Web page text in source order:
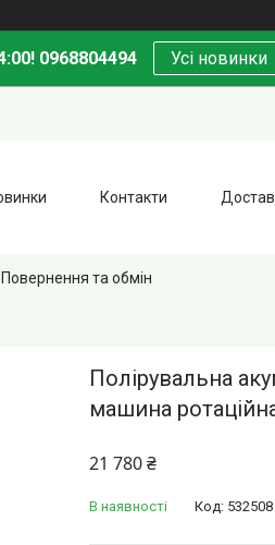
0968804494 Усі новинки
Контакти
Повернення та обмін
Полірувальна
машина
21 780 ₴
В наявності Код: 532508